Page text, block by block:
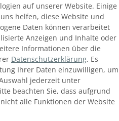
auf unserer Website. Einige
helfen, diese Website und
Daten können verarbeitet
Anzeigen und Inhalte oder
Informationen über die
Datenschutzerklärung. Es
Ihrer Daten einzuwilligen, um
jederzeit unter
beachten Sie, dass aufgrund
alle Funktionen der Website